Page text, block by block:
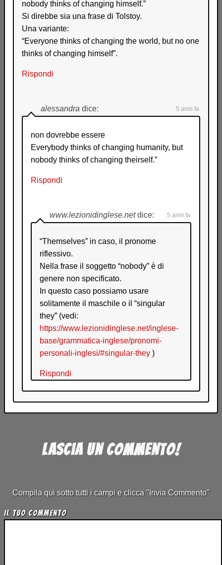
nobody thinks of changing himself.”
Si direbbe sia una frase di Tolstoy.
Una variante:
“Everyone thinks of changing the world, but no one
thinks of changing himself”.
Rispondi
alessandra dice: 5 anni fa
non dovrebbe essere
Everybody thinks of changing humanity, but
nobody thinks of changing theirself.”
Rispondi
www.lezionidinglese.net dice: 5 anni fa
“Themselves” in caso, il pronome
riflessivo.
Nella frase il soggetto “nobody” è di
genere non specificato.
In questo caso possiamo usare
solitamente il maschile o il “singular
they” (vedi:
https://www.lezionidinglese.net/inglese-
base/grammatica-inglese/pronomi-
personali-inglesi/#singular-they )
Rispondi
Lascia un commento!
Compila qui sotto tutti i campi e clicca "Invia Commento"
Il tuo Commento